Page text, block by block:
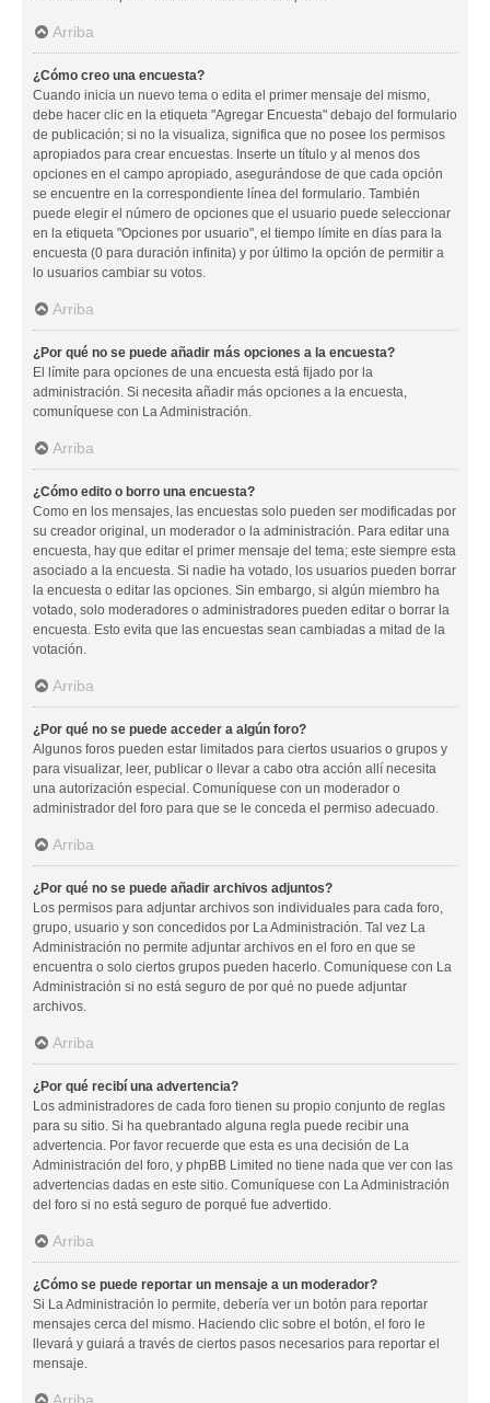
Arriba
¿Cómo creo una encuesta?
Cuando inicia un nuevo tema o edita el primer mensaje del mismo,
debe hacer clic en la etiqueta "Agregar Encuesta" debajo del formulario
de publicación; si no la visualiza, significa que no posee los permisos
apropiados para crear encuestas. Inserte un título y al menos dos
opciones en el campo apropiado, asegurándose de que cada opción
se encuentre en la correspondiente línea del formulario. También
puede elegir el número de opciones que el usuario puede seleccionar
en la etiqueta "Opciones por usuario", el tiempo límite en días para la
encuesta (0 para duración infinita) y por último la opción de permitir a
lo usuarios cambiar su votos.
Arriba
¿Por qué no se puede añadir más opciones a la encuesta?
El límite para opciones de una encuesta está fijado por la
administración. Si necesita añadir más opciones a la encuesta,
comuníquese con La Administración.
Arriba
¿Cómo edito o borro una encuesta?
Como en los mensajes, las encuestas solo pueden ser modificadas por
su creador original, un moderador o la administración. Para editar una
encuesta, hay que editar el primer mensaje del tema; este siempre esta
asociado a la encuesta. Si nadie ha votado, los usuarios pueden borrar
la encuesta o editar las opciones. Sin embargo, si algún miembro ha
votado, solo moderadores o administradores pueden editar o borrar la
encuesta. Esto evita que las encuestas sean cambiadas a mitad de la
votación.
Arriba
¿Por qué no se puede acceder a algún foro?
Algunos foros pueden estar limitados para ciertos usuarios o grupos y
para visualizar, leer, publicar o llevar a cabo otra acción allí necesita
una autorización especial. Comuníquese con un moderador o
administrador del foro para que se le conceda el permiso adecuado.
Arriba
¿Por qué no se puede añadir archivos adjuntos?
Los permisos para adjuntar archivos son individuales para cada foro,
grupo, usuario y son concedidos por La Administración. Tal vez La
Administración no permite adjuntar archivos en el foro en que se
encuentra o solo ciertos grupos pueden hacerlo. Comuníquese con La
Administración si no está seguro de por qué no puede adjuntar
archivos.
Arriba
¿Por qué recibí una advertencia?
Los administradores de cada foro tienen su propio conjunto de reglas
para su sitio. Si ha quebrantado alguna regla puede recibir una
advertencia. Por favor recuerde que esta es una decisión de La
Administración del foro, y phpBB Limited no tiene nada que ver con las
advertencias dadas en este sitio. Comuníquese con La Administración
del foro si no está seguro de porqué fue advertido.
Arriba
¿Cómo se puede reportar un mensaje a un moderador?
Si La Administración lo permite, debería ver un botón para reportar
mensajes cerca del mismo. Haciendo clic sobre el botón, el foro le
llevará y guiará a través de ciertos pasos necesarios para reportar el
mensaje.